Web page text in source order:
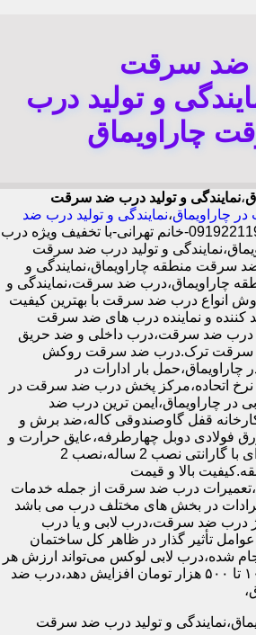
ضد سرقت
و تولید درب
چاراویماق
،نمایندگی و تولید درب ضد سرقت
چاراویماق،نمایندگی و تولید درب ضد
،09192211934-خانم تهرانی-با تخفیف ویژه درب
و تولید درب ضد سرقت
سرقت منطقه چاراویماق،نمایندگی و
چاراویماق،درب ضد سرقت،نمایندگی و
انواع درب ضد سرقت با بهترین کیفیت
کننده و نماینده درب های ضد سرقت
درب ضد سرقت،درب داخلی و ضد حریق
ضد سرقت ترک.درب ضد سرقت روکش
بار ادارات در
نرخ اتحاده،مرکز پخش درب ضد سرقت در
در چاراویماق،ایمن ترین درب ضد
قفل گاوصندوقی کاله،ضد برش و
فولادی دوبل چهارطرفه،عایق حرارت و
صوت،اکیپ نصاب حرفه ای با گارانتی نصب 2 ساله،نصب 2
9 سال سابقه.کیفیت بالا و قیمت
درب ضد سرقت از جمله خدمات
ایرادات در بخش های مختلف درب می باشد
درب ضد سرقت،درب لابی و یا درب
تأثیر گذار در ظاهر کل ساختمان
شده،درب لابی لوکس می‌تواند ارزش هر
متر مربع از آپارتمان را ۱۰۰ تا ۵۰۰ هزار تومان افزایش دهد،درب ضد